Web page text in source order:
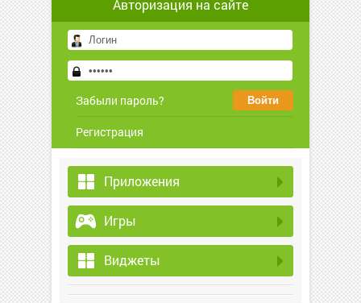
Авторизация на сайте
Забыли пароль?
Регистрация
Приложения
Игры
Виджеты